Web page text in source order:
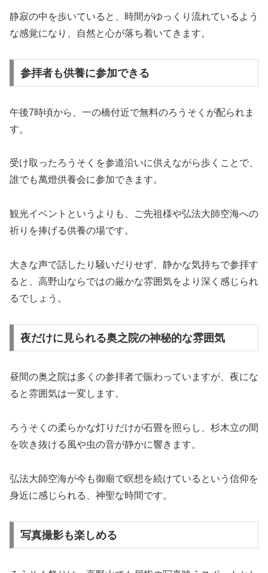
静寂の中を歩いていると、時間がゆっくり流れているよう
な感覚になり、自然と心が落ち着いてきます。
参拝者も供養に参加できる
午後7時頃から、一の橋付近で無料のろうそくが配られま
す。
受け取ったろうそくを参道沿いに供えながら歩くことで、
誰でも萬燈供養会に参加できます。
観光イベントというよりも、ご先祖様や弘法大師空海への
祈りを捧げる供養の場です。
大きな声で話したり騒いだりせず、静かな気持ちで参拝す
ると、高野山ならではの厳かな雰囲気をより深く感じられ
るでしょう。
夜だけに見られる奥之院の神秘的な雰囲気
昼間の奥之院は多くの参拝者で賑わっていますが、夜にな
ると雰囲気は一変します。
ろうそくの柔らかな灯りだけが石畳を照らし、杉木立の間
を吹き抜ける風や虫の音が静かに響きます。
弘法大師空海が今も御廟で瞑想を続けているという信仰を
身近に感じられる、神聖な時間です。
写真撮影も楽しめる